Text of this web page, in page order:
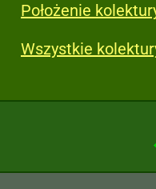
Położenie
Wszystkie